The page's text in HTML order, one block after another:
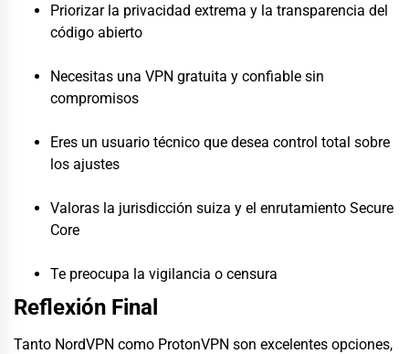
Priorizar la privacidad extrema y la transparencia del
código abierto
Necesitas una VPN gratuita y confiable sin
compromisos
Eres un usuario técnico que desea control total sobre
los ajustes
Valoras la jurisdicción suiza y el enrutamiento Secure
Core
Te preocupa la vigilancia o censura
Reflexión Final
Tanto NordVPN como ProtonVPN son excelentes opciones,